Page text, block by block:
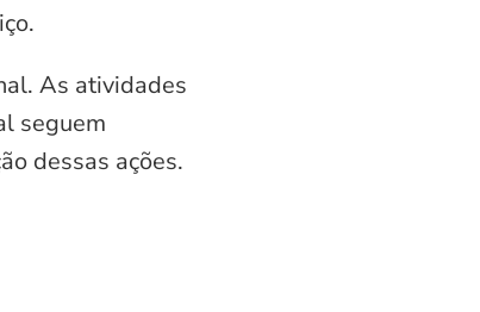
As atividades
seguem
dessas ações.